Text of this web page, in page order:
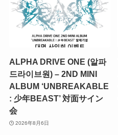
ALPHA DRIVE ONE (알파
드라이브원) – 2ND MINI
ALBUM ‘UNBREAKABLE
: 少年BEAST’ 対面サイン
会
2026年8月6日